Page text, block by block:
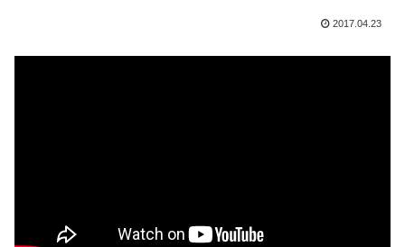
2017.04.23